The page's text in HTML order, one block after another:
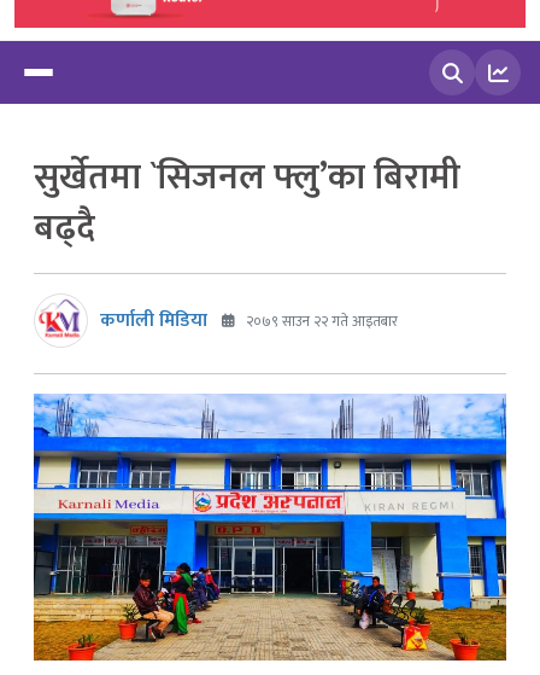
सुर्खेतमा `सिजनल फ्लु’का बिरामी
बढ्दै
कर्णाली मिडिया २०७९ साउन २२ गते आइतबार